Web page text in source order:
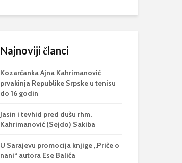
Najnoviji članci
Kozarčanka Ajna Kahrimanović
prvakinja Republike Srpske u tenisu
do 16 godin
Jasin i tevhid pred dušu rhm.
Kahrimanović (Sejdo) Sakiba
U Sarajevu promocija knjige „Priče o
nani“ autora Ese Balića